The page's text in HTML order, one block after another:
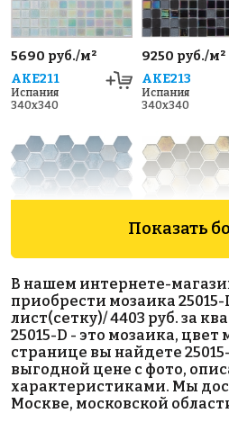
5690 руб./м²
AKE211
Испания
340x340
9250 руб./м²
AKE213
Испания
340x340
AKE221
Испания
330x298
AKE225
Испания
330x298
Показать
В нашем интернете-
приобрести мозаика 25015-
лист(сетку)/ 4403 руб. за
25015-D - это мозаика,
странице вы найдете
выгодной цене с фото,
характеристиками. Мы
Москве, московской